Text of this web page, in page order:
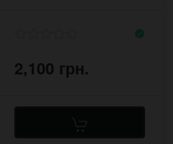
2,100 грн.